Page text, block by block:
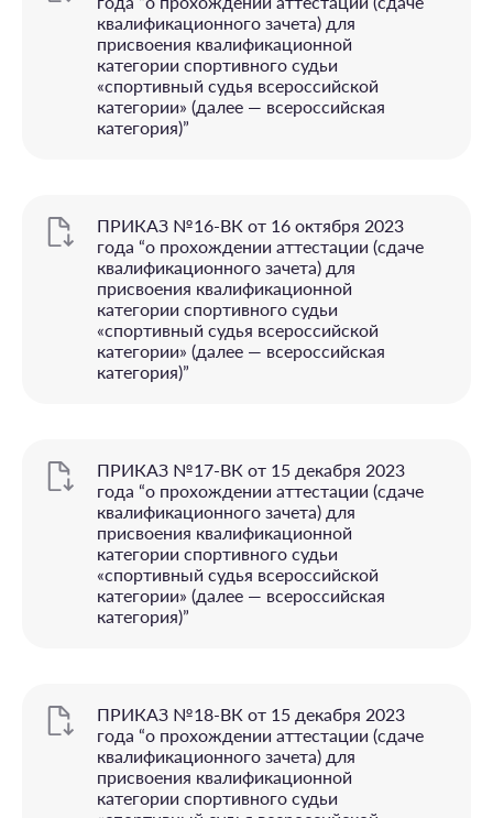
квалификационного зачета) для
присвоения квалификационной
категории спортивного судьи
«спортивный судья всероссийской
категории» (далее — всероссийская
категория)”
ПРИКАЗ №16-ВК от 16 октября 2023
года “o прохождении аттестации (сдаче
квалификационного зачета) для
присвоения квалификационной
категории спортивного судьи
«спортивный судья всероссийской
категории» (далее — всероссийская
категория)”
ПРИКАЗ №17-ВК от 15 декабря 2023
года “o прохождении аттестации (сдаче
квалификационного зачета) для
присвоения квалификационной
категории спортивного судьи
«спортивный судья всероссийской
категории» (далее — всероссийская
категория)”
ПРИКАЗ №18-ВК от 15 декабря 2023
года “o прохождении аттестации (сдаче
квалификационного зачета) для
присвоения квалификационной
категории спортивного судьи